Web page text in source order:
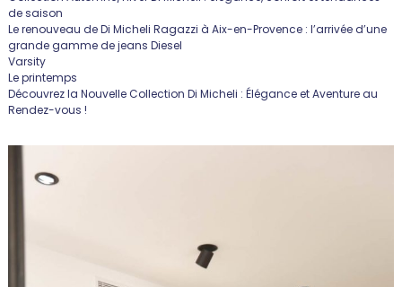
de saison
Le renouveau de Di Micheli Ragazzi à Aix-en-Provence : l’arrivée d’une
grande gamme de jeans Diesel
Varsity
Le printemps
Découvrez la Nouvelle Collection Di Micheli : Élégance et Aventure au
Rendez-vous !